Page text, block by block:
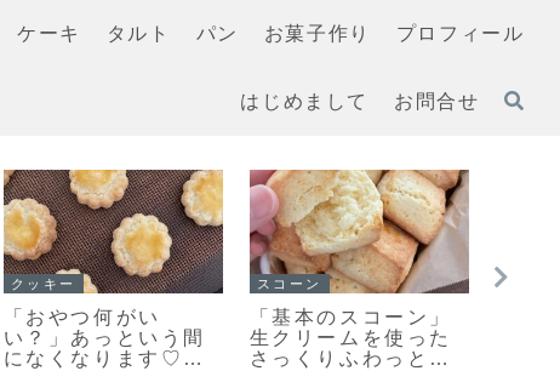
ケーキ タルト パン お菓子作り プロフィール
はじめまして お問合せ
マフィン
すぐに作れる♥食べら
れる♥濃厚ガトーショ
コラマフィン作りま
イチ押し！！
「基本の型抜きクッ
キー生地」簡単で扱
いやすいプレーンク
イチ押